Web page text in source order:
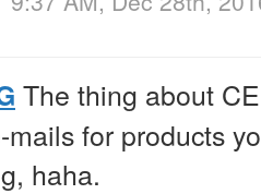
The thing about
for products
haha.